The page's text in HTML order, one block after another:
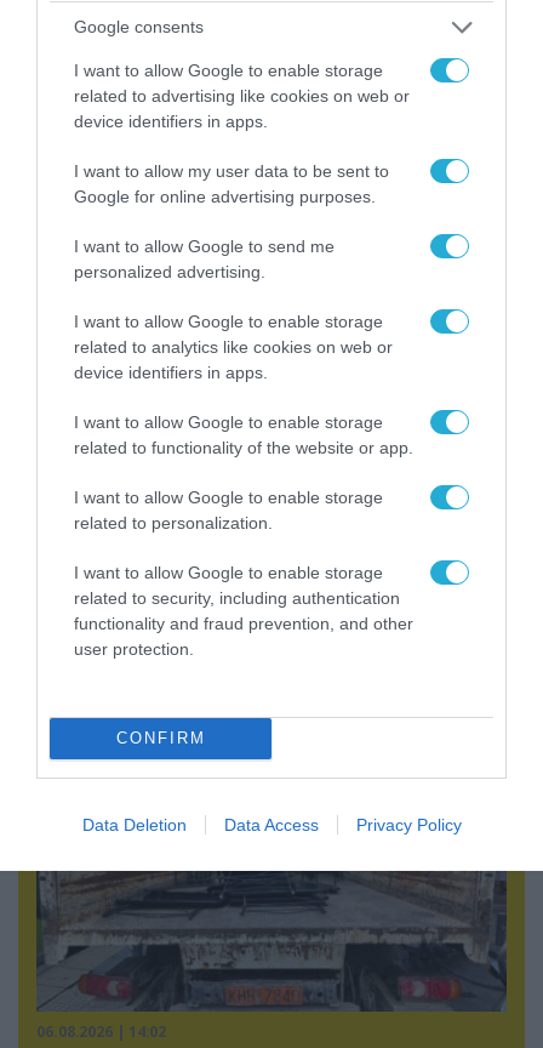
Google consents
I want to allow Google to enable storage
related to advertising like cookies on web or
device identifiers in apps.
I want to allow my user data to be sent to
Google for online advertising purposes.
I want to allow Google to send me
personalized advertising.
I want to allow Google to enable storage
related to analytics like cookies on web or
device identifiers in apps.
I want to allow Google to enable storage
related to functionality of the website or app.
I want to allow Google to enable storage
related to personalization.
I want to allow Google to enable storage
related to security, including authentication
functionality and fraud prevention, and other
user protection.
CONFIRM
Data Deletion Data Access Privacy Policy
06.08.2026 | 17:02
ξένων εθελοντών που πολεμούν για το Κίεβο
07.08.2026 | 02:02
Στο Βελιγράδι ο Β.Ζελένσκι: «Πρέπει να
αποσπάσουμε τους Σέρβους από το
06.08.2026 | 14:02